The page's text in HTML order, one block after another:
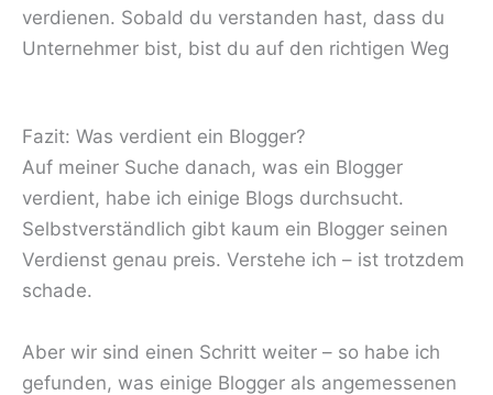
verdienen. Sobald du verstanden hast, dass du
Unternehmer bist, bist du auf den richtigen Weg
Fazit: Was verdient ein Blogger?
Auf meiner Suche danach, was ein Blogger
verdient, habe ich einige Blogs durchsucht.
Selbstverständlich gibt kaum ein Blogger seinen
Verdienst genau preis. Verstehe ich – ist trotzdem
schade.
Aber wir sind einen Schritt weiter – so habe ich
gefunden, was einige Blogger als angemessenen